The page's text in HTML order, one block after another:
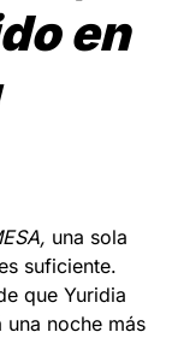
en
una sola
suficiente.
que Yuridia
noche más